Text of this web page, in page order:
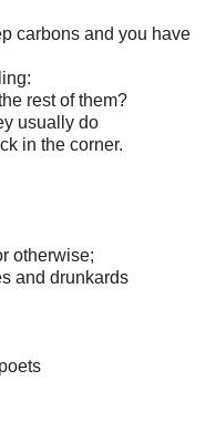
carbons and you have
rest of them?
usually do
in the corner.
otherwise;
and drunkards